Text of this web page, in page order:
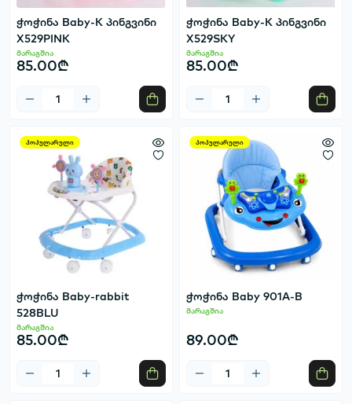
ჭოჭინა Baby-K პინგვინი
X529PINK
მარაგშია
85.00₾
ჭოჭინა Baby-K პინგვინი
X529SKY
მარაგშია
85.00₾
პოპულარული
ჭოჭინა Baby-rabbit
528BLU
მარაგშია
85.00₾
პოპულარული
ჭოჭინა Baby 901A-B
მარაგშია
89.00₾